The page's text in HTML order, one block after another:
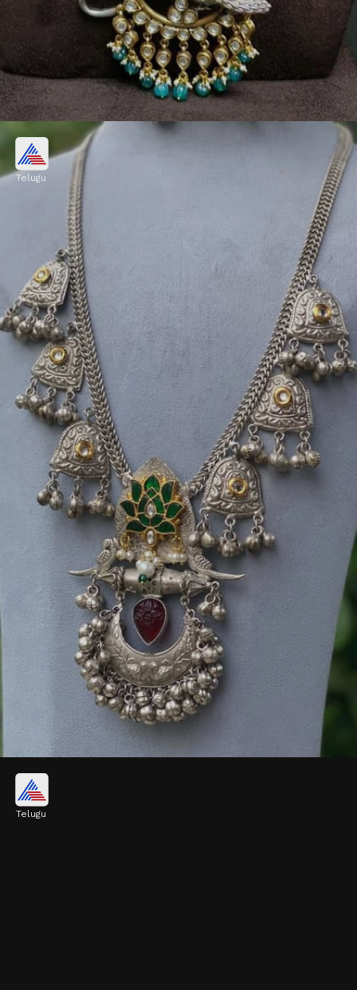
చాంద్ డిజైన్ సిల్వర్ నెక్లెస్
చాంద్ డిజైన్ ఉన్న సిల్వర్ నెక్లెస్‌లను మహిళలు బాగా
ఇష్టపడుతున్నారు. ఈ డిజైన్ చాలా క్లాసీగా కనిపిస్తుంది.
వీటిని ఇంట్లో జరిగే ఫంక్షన్లకు లేదా కిట్టీ పార్టీలకు
Image credits: pinterest
Telugu
జెన్-జి అమ్మాయిలు ఎక్కువగా ఘుంగ్రూ డిజైన్ సిల్వర్
Telugu